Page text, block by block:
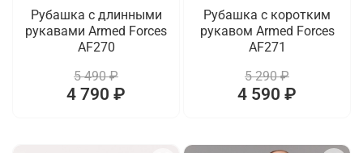
Рубашка с длинными
рукавами Armed Forces
AF270
5 490 ₽
4 790 ₽
Рубашка с коротким
рукавом Armed Forces
AF271
5 290 ₽
4 590 ₽